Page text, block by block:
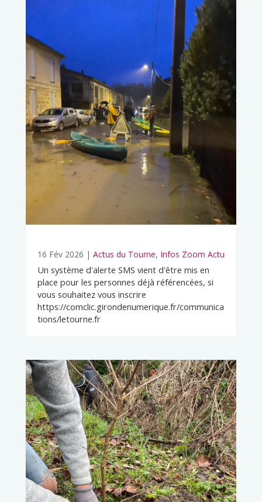
16 Fév 2026 | Actus du Tourne, Infos Zoom Actu
Un système d'alerte SMS vient d'être mis en
place pour les personnes déjà référencées, si
vous souhaitez vous inscrire
https://comclic.girondenumerique.fr/communica
tions/letourne.fr